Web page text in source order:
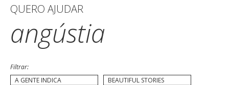
QUERO AJUDAR
angústia
Filtrar:
A GENTE INDICA
BEAUTIFUL STORIES